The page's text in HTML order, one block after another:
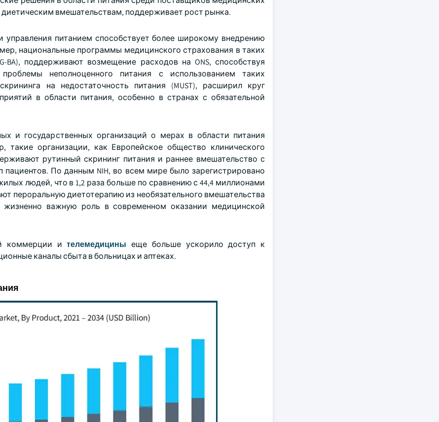
вмешательствам, поддерживает рост рынка.
питанием способствует более широкому внедрению
национальные программы медицинского страхования в таких
BA), поддерживают возмещение расходов на ONS, способствуя
неполноценного питания с использованием таких
на недостаточность питания (MUST), расширил круг
в области питания, особенно в странах с обязательной
и государственных организаций о мерах в области питания
организации, как Европейское общество клинического
рутинный скрининг питания и раннее вмешательство с
По данным NIH, во всем мире было зарегистрировано
людей, что в 1,2 раза больше по сравнению с 44,4 миллионами
пероральную диетотерапию из необязательного вмешательства
важную роль в современном оказании медицинской
коммерции ителемедицины еще больше ускорило доступ к
каналы сбыта в больницах и аптеках.